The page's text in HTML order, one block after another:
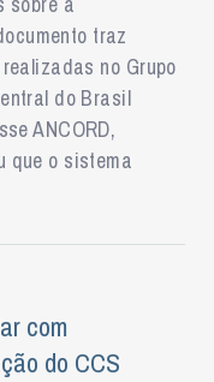
traz
no Grupo
do Brasil
ANCORD,
que o sistema
com
do CCS